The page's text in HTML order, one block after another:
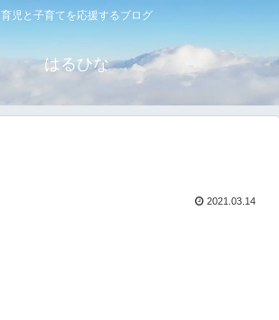
育児と子育てを応援するブログ
はるひな
2021.03.14